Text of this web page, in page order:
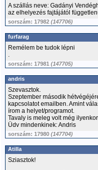
A szállás neve: Gadányi
az elhelyezés fajtájától
sorszám: 17982 (147706)
furfarag
Remélem be tudok lépni
.
sorszám: 17981 (147705)
andris
Szevasztok.
Szeptember második
kapcsolatot emailben. Amint
írom a helyet/programot.
Tavaly is meleg volt még
Üdv mindenkinek: Andris
sorszám: 17980 (147704)
Atilla
Sziasztok!